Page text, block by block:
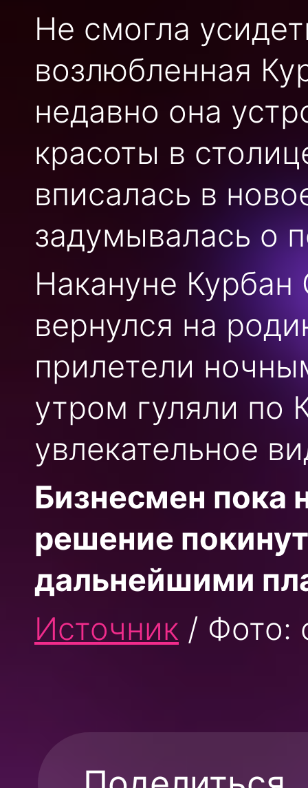
Не смогла
возлюбленная
недавно она
красоты в
вписалась в
задумывалась о
Накануне
вернулся на
прилетели
утром гуляли по
увлекательное
Бизнесмен пока
решение
дальнейшими
Источник / Фото: